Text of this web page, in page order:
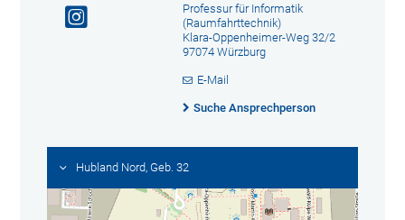
Professur für Informatik
(Raumfahrttechnik)
Klara-Oppenheimer-Weg 32/2
97074 Würzburg
E-Mail
Suche Ansprechperson
Hubland Nord, Geb. 32